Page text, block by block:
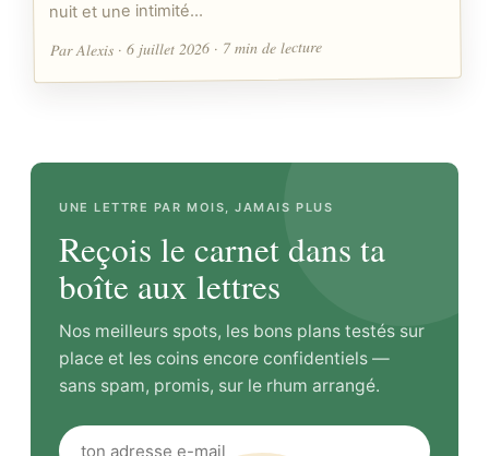
nuit et une intimité…
Par Alexis · 6 juillet 2026 · 7 min de lecture
UNE LETTRE PAR MOIS, JAMAIS PLUS
Reçois le carnet dans ta
boîte aux lettres
Nos meilleurs spots, les bons plans testés sur
place et les coins encore confidentiels —
sans spam, promis, sur le rhum arrangé.